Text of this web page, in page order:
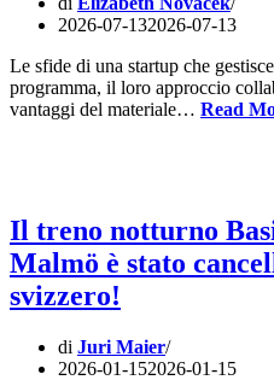
2026-07-132026-07-13
Le sfide di una startup che
programma, il loro approccio
vantaggi del materiale… Read
Il treno notturno
Malmö è stato
svizzero!
di Juri Maier
2026-01-152026-01-15